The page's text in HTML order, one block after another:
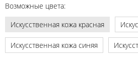
Возможные цвета:
Искусственная кожа красная
Искусственная кожа синяя